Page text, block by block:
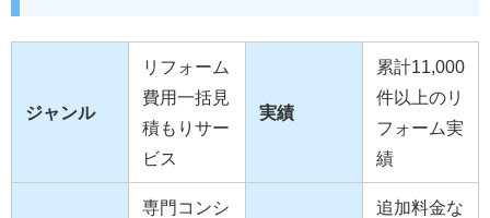
ジャンル
リフォーム
費用一括見
積もりサー
ビス
実績
累計11,000
件以上のリ
フォーム実
績
専門コンシ
追加料金な